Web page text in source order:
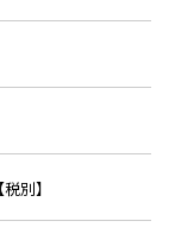
別】